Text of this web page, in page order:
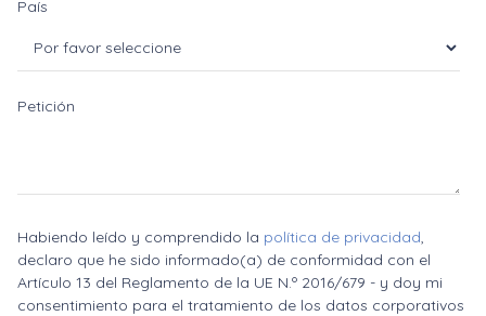
País
Petición
Habiendo leído y comprendido la política de privacidad,
declaro que he sido informado(a) de conformidad con el
Artículo 13 del Reglamento de la UE N.º 2016/679 - y doy mi
consentimiento para el tratamiento de los datos corporativos